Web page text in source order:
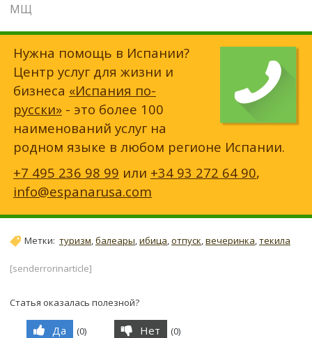
МЩ
Нужна помощь в Испании?
Центр услуг для жизни и
бизнеса «Испания по-
русски» - это более 100
наименований услуг на
родном языке в любом регионе Испании.
+7 495 236 98 99 или +34 93 272 64 90,
info@espanarusa.com
Метки: туризм,балеары,ибица,отпуск,вечеринка,текила
[senderrorinarticle]
Статья оказалась полезной?
Да (0) Нет (0)